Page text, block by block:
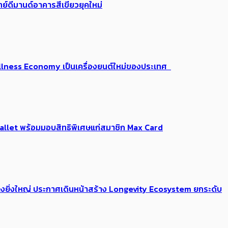
ย์ดีมานด์อาคารสีเขียวยุคใหม่
Economy เป็นเครื่องยนต์ใหม่ของประเทศ
พร้อมมอบสิทธิพิเศษแก่สมาชิก Max Card
งใหญ่ ประกาศเดินหน้าสร้าง Longevity Ecosystem ยกระดับ